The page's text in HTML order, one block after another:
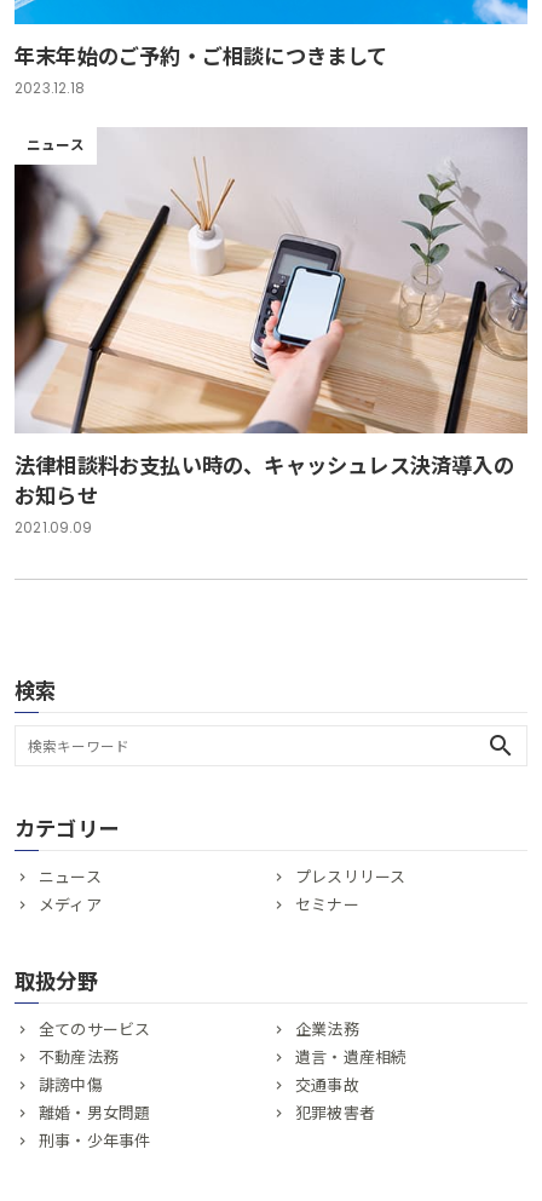
年末年始のご予約・ご相談につきまして
2023.12.18
ニュース
法律相談料お支払い時の、キャッシュレス決済導入の
お知らせ
2021.09.09
検索
search
カテゴリー
ニュース
プレスリリース
メディア
セミナー
取扱分野
全てのサービス
企業法務
不動産法務
遺言・遺産相続
誹謗中傷
交通事故
離婚・男女問題
犯罪被害者
刑事・少年事件